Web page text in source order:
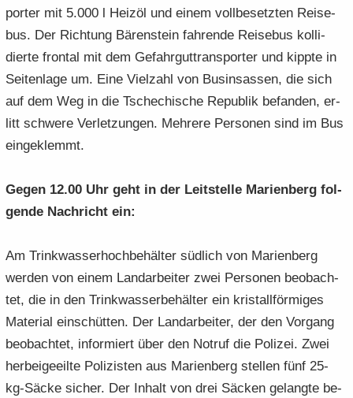
por­ter mit 5.000 l Heiz­öl und einem voll­be­setz­ten Rei­se­
bus. Der Rich­tung Bä­ren­stein fah­ren­de Rei­se­bus kol­li­
dier­te fron­tal mit dem Ge­fahr­gut­trans­por­ter und kipp­te in
Sei­ten­la­ge um. Eine Viel­zahl von Bus­in­sas­sen, die sich
auf dem Weg in die Tsche­chi­sche Re­pu­blik be­fan­den, er­
litt schwe­re Ver­let­zun­gen. Meh­re­re Per­so­nen sind im Bus
ein­ge­klemmt.
Gegen 12.00 Uhr geht in der Leit­stel­le Ma­ri­en­berg fol­
gen­de Nach­richt ein:
Am Trink­was­ser­hoch­be­häl­ter süd­lich von Ma­ri­en­berg
wer­den von einem Land­ar­bei­ter zwei Per­so­nen be­ob­ach­
tet, die in den Trink­was­ser­be­häl­ter ein kris­tall­för­mi­ges
Ma­te­ri­al ein­schüt­ten. Der Land­ar­bei­ter, der den Vor­gang
be­ob­ach­tet, in­for­miert über den Not­ruf die Po­li­zei. Zwei
her­bei­ge­eil­te Po­li­zis­ten aus Ma­ri­en­berg stel­len fünf 25-
kg-​Säcke si­cher. Der In­halt von drei Sä­cken ge­lang­te be­